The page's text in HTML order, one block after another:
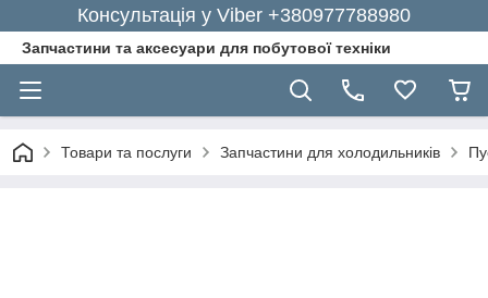
Консультація у Viber +380977788980
Запчастини та аксесуари для побутової техніки
Товари та послуги Запчастини для холодильників